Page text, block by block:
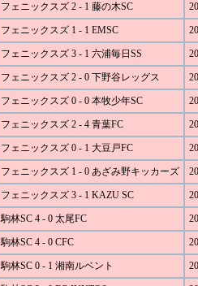
フェニックスズ 2 - 1 藤の木SC
フェニックスズ 1 - 1 EMSC
フェニックスズ 3 - 1 六浦毎日SS
フェニックスズ 2 - 0 下野谷レッグス
フェニックスズ 0 - 0 本牧少年SC
フェニックスズ 2 - 4 青葉FC
フェニックスズ 0 - 1 大豆戸FC
フェニックスズ 1 - 0 あざみ野キッカーズ
フェニックスズ 3 - 1 KAZU SC
駒林SC 4 - 0 太尾FC
駒林SC 4 - 0 CFC
駒林SC 0 - 1 湘南ルベント